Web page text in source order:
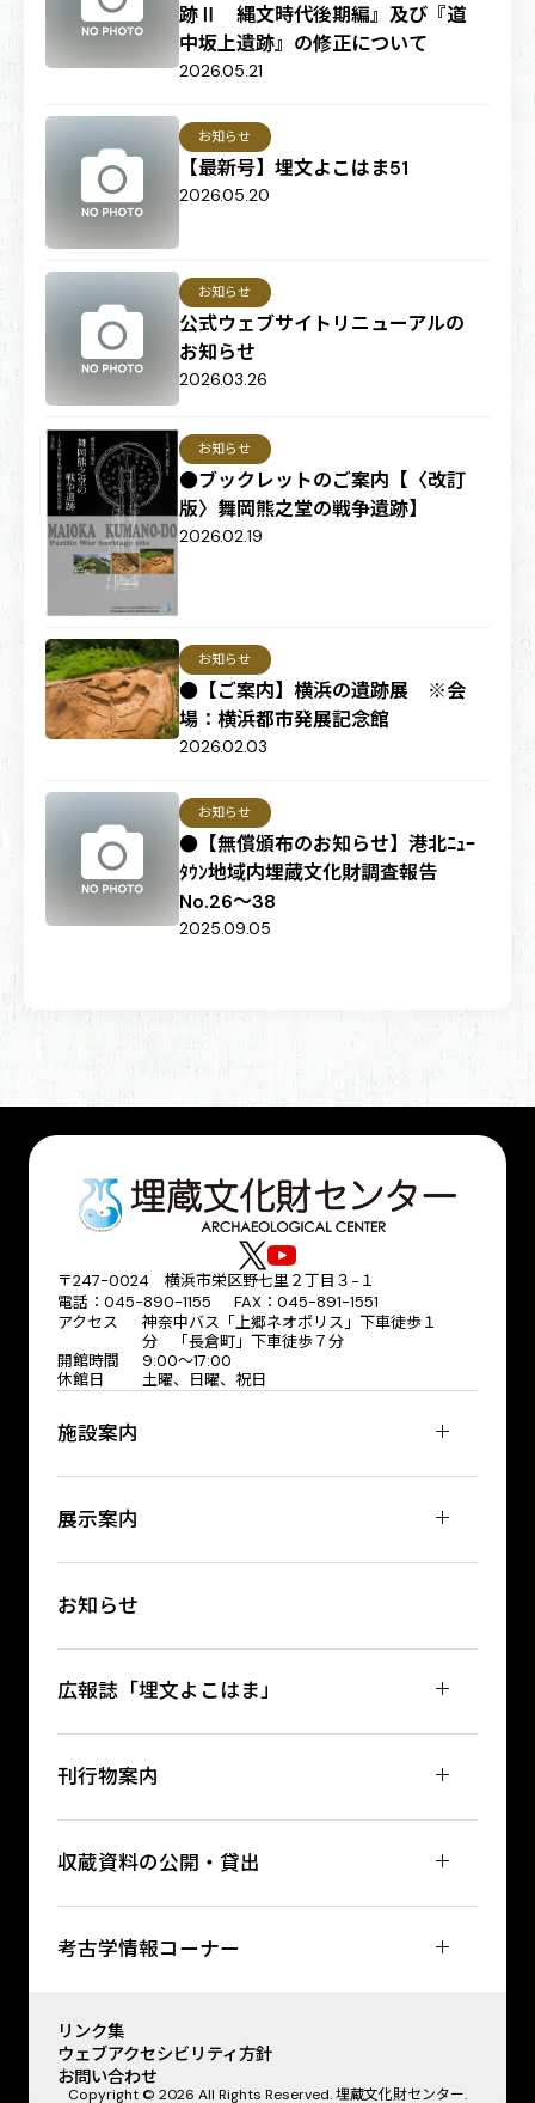
跡Ⅱ 縄文時代後期編』及び『道
中坂上遺跡』の修正について
2026.05.21
【最新号】埋文よこはま51
お知らせ
2026.05.20
公式ウェブサイトリニューアルの
お知らせ
お知らせ
2026.03.26
●ブックレットのご案内【〈改訂
版〉舞岡熊之堂の戦争遺跡】
お知らせ
2026.02.19
●【ご案内】横浜の遺跡展 ※会
場：横浜都市発展記念館
お知らせ
2026.02.03
●【無償頒布のお知らせ】港北ﾆｭｰ
ﾀｳﾝ地域内埋蔵文化財調査報告
No.26～38
お知らせ
2025.09.05
〒247-0024 横浜市栄区野七里２丁目３−１
電話：045-890-1155 FAX：045-891-1551
アクセス
神奈中バス「上郷ネオポリス」下車徒歩１
分 「長倉町」下車徒歩７分
開館時間
9:00～17:00
休館日
土曜、日曜、祝日
施設案内
展示案内
お知らせ
広報誌「埋文よこはま」
刊行物案内
収蔵資料の公開・貸出
考古学情報コーナー
リンク集
ウェブアクセシビリティ方針
お問い合わせ
Copyright © 2026 All Rights Reserved. 埋蔵文化財センター.